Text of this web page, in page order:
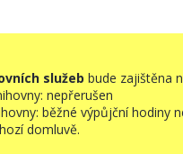
služeb bude zajištěna
nepřerušen
běžné výpůjční hodiny
domluvě.